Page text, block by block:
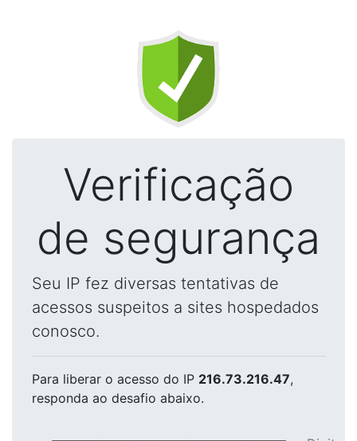
Verificação
de segurança
Seu IP fez diversas tentativas de
acessos suspeitos a sites hospedados
conosco.
Para liberar o acesso do IP 216.73.216.47,
responda ao desafio abaixo.